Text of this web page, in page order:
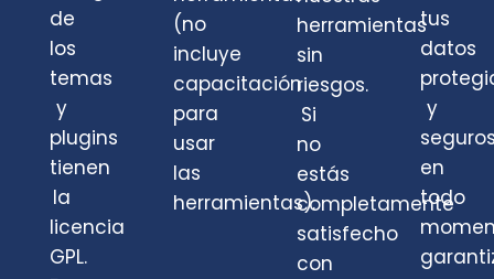
de
los
temas
y
plugins
tienen
la
licencia
GPL.
(no
incluye
capacitación
para
usar
las
herramientas).
herramientas
sin
riesgos.
Si
no
estás
completamente
satisfecho
con
tus
datos
y
en
todo